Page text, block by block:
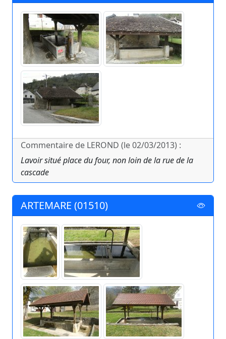
Commentaire de LEROND (le 02/03/2013) :
Lavoir situé place du four, non loin de la rue de la
cascade
ARTEMARE (01510)